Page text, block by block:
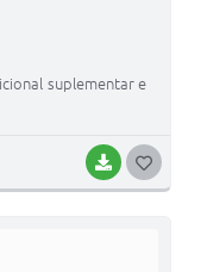
BAIXAR
suplementar e